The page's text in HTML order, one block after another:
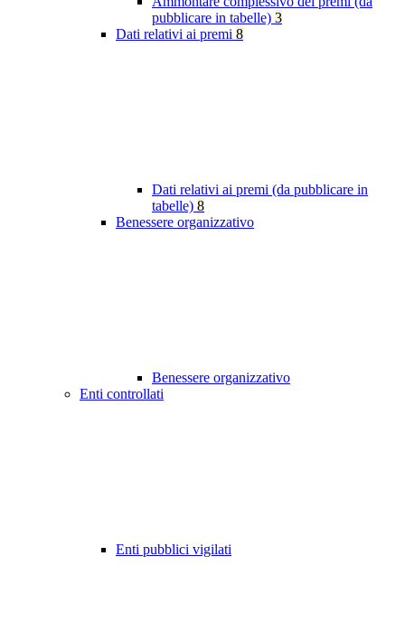
pubblicare in tabelle) 3
Dati relativi ai premi 8
Dati relativi ai premi (da pubblicare in
tabelle) 8
Benessere organizzativo
Benessere organizzativo
Enti controllati
Enti pubblici vigilati